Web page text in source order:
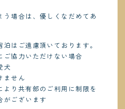
う場合は、優しくなだめてあ
はご遠慮頂いております。
ご協力いただけない場合
犬
ません
より共有部のご利用に制限を
がございます